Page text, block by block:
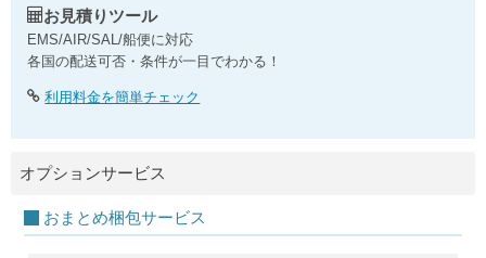
お見積りツール
EMS/AIR/SAL/船便に対応
各国の配送可否・条件が一目でわかる！
利用料金を簡単チェック
オプションサービス
おまとめ梱包サービス